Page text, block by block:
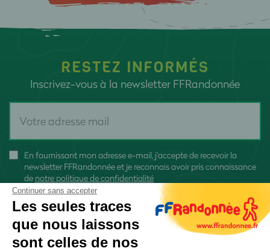
RESTEZ INFORMÉS
Inscrivez-vous à la newsletter FFRandonnée
En fournissant mon adresse e-mail, j'accepte de recevoir la
newsletter FFRandonnée et je reconnais avoir pris connaissance
de notre politique de confidentialité
Continuer sans accepter
Les seules traces
que nous laissons
sont celles de nos